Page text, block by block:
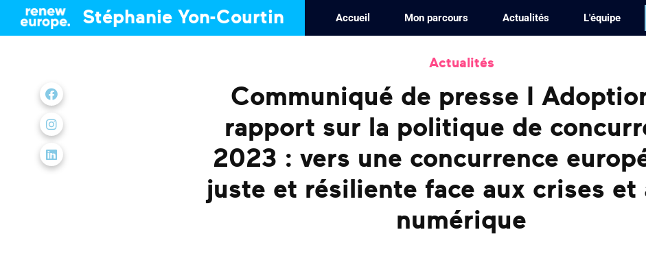
Stéphanie Yon-Courtin Accueil Mon parcours Actualités L'équipe
Actualités
Communiqué de presse I
rapport sur la politique de
2023 : vers une concurrence
juste et résiliente face aux crises et
numérique
Nous retrouver sur Facebook
Nous retrouver sur Instagram
Nous retrouver sur LinkedIn